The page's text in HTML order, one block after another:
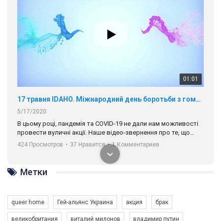
00:58
Зупинимо насильство проти ЛГБТ в Україні! Stop violence against LGBT in Ukraine!
6/30/2017
Емоційний та вражаючий промо-ролік на конкурс PACT, який
представляє програму "Гей-альянс Україна" з протидії
насильству проти ЛГБТ в Україні.
Ми просимо вашої підтримки, щоб реалізувати нашу
програму з боротьби з насильством проти ЛГБТ в Україні.
відео.
Team of Gay Alliance Ukraine participates in a competition for the
1.9K Просмотров 226 Нравится • 5 Комментариев
Метки
queer home Гей-альянс Украина акция брак
великобритания виталий милонов владимир путин